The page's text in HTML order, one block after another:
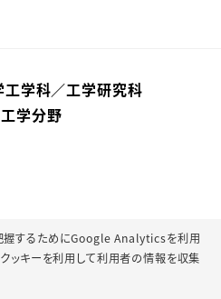
握するためにGoogle Analyticsを利用
クッキーを利用して利用者の情報を収集
学科／⼯学研究科
学分野